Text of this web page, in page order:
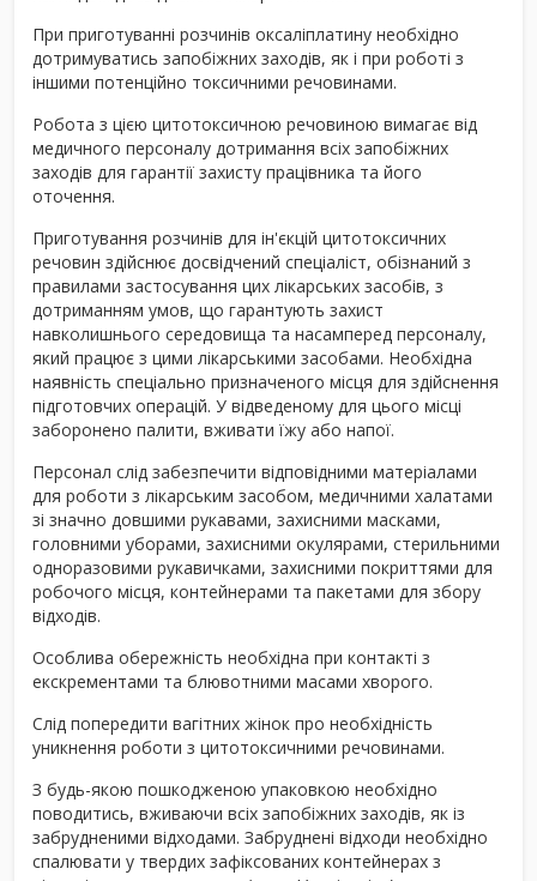
При приготуванні розчинів оксаліплатину необхідно
дотримуватись запобіжних заходів, як і при роботі з
іншими потенційно токсичними речовинами.
Робота з цією цитотоксичною речовиною вимагає від
медичного персоналу дотримання всіх запобіжних
заходів для гарантії захисту працівника та його
оточення.
Приготування розчинів для ін'єкцій цитотоксичних
речовин здійснює досвідчений спеціаліст, обізнаний з
правилами застосування цих лікарських засобів, з
дотриманням умов, що гарантують захист
навколишнього середовища та насамперед персоналу,
який працює з цими лікарськими засобами. Необхідна
наявність спеціально призначеного місця для здійснення
підготовчих операцій. У відведеному для цього місці
заборонено палити, вживати їжу або напої.
Персонал слід забезпечити відповідними матеріалами
для роботи з лікарським засобом, медичними халатами
зі значно довшими рукавами, захисними масками,
головними уборами, захисними окулярами, стерильними
одноразовими рукавичками, захисними покриттями для
робочого місця, контейнерами та пакетами для збору
відходів.
Особлива обережність необхідна при контакті з
екскрементами та блювотними масами хворого.
Слід попередити вагітних жінок про необхідність
уникнення роботи з цитотоксичними речовинами.
З будь-якою пошкодженою упаковкою необхідно
поводитись, вживаючи всіх запобіжних заходів, як із
забрудненими відходами. Забруднені відходи необхідно
спалювати у твердих зафіксованих контейнерах з